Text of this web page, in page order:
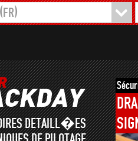
DETAILL�ES